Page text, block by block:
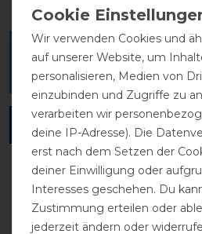
Melde dich an, um eine
verfassen.
ANMELDEN
DETAILS ZUR
Wir verwenden Cookies und
auf unserer Website, um
personalisieren, Medien von
einzubinden und Zugriffe zu
verarbeiten wir
deine IP-Adresse). Die
erst nach dem Setzen der
deiner Einwilligung oder
Interesses geschehen. Du
Zustimmung erteilen oder
jederzeit ändern oder